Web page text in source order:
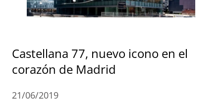
Castellana 77, nuevo icono en el
corazón de Madrid
21/06/2019